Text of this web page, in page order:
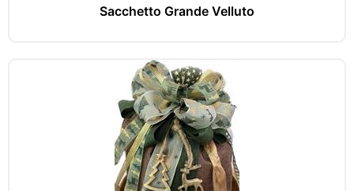
Sacchetto Grande Velluto